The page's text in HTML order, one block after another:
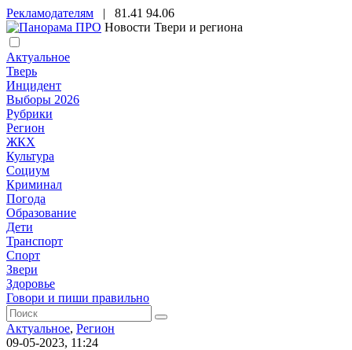
Рекламодателям | 81.41 94.06
Новости Твери и региона
Актуальное
Тверь
Инцидент
Выборы 2026
Рубрики
Регион
ЖКХ
Культура
Социум
Криминал
Погода
Образование
Дети
Транспорт
Спорт
Звери
Здоровье
Говори и пиши правильно
Актуальное, Регион
09-05-2023, 11:24